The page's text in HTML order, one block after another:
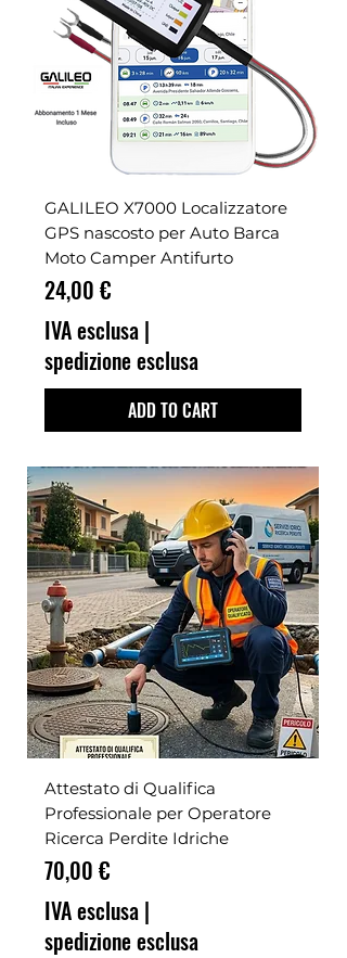
GALILEO X7000 Localizzatore
GPS nascosto per Auto Barca
Moto Camper Antifurto
Prezzo
24,00 €
IVA esclusa |
spedizione esclusa
ADD TO CART
Attestato di Qualifica
Professionale per Operatore
Ricerca Perdite Idriche
Prezzo
70,00 €
IVA esclusa |
spedizione esclusa